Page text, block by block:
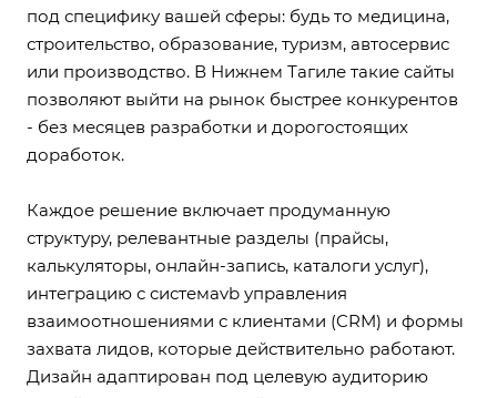
под специфику вашей сферы: будь то медицина,
строительство, образование, туризм, автосервис
или производство. В Нижнем Тагиле такие сайты
позволяют выйти на рынок быстрее конкурентов
- без месяцев разработки и дорогостоящих
доработок.
Каждое решение включает продуманную
структуру, релевантные разделы (прайсы,
калькуляторы, онлайн-запись, каталоги услуг),
интеграцию с системаvb управления
взаимоотношениями с клиентами (CRM) и формы
захвата лидов, которые действительно работают.
Дизайн адаптирован под целевую аудиторию